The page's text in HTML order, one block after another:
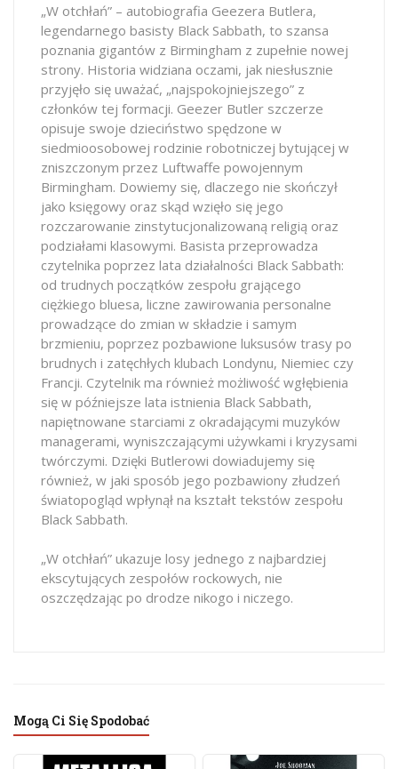
„W otchłań” – autobiografia Geezera Butlera,
legendarnego basisty Black Sabbath, to szansa
poznania gigantów z Birmingham z zupełnie nowej
strony. Historia widziana oczami, jak niesłusznie
przyjęło się uważać, „najspokojniejszego” z
członków tej formacji. Geezer Butler szczerze
opisuje swoje dzieciństwo spędzone w
siedmioosobowej rodzinie robotniczej bytującej w
zniszczonym przez Luftwaffe powojennym
Birmingham. Dowiemy się, dlaczego nie skończył
jako księgowy oraz skąd wzięło się jego
rozczarowanie zinstytucjonalizowaną religią oraz
podziałami klasowymi. Basista przeprowadza
czytelnika poprzez lata działalności Black Sabbath:
od trudnych początków zespołu grającego
ciężkiego bluesa, liczne zawirowania personalne
prowadzące do zmian w składzie i samym
brzmieniu, poprzez pozbawione luksusów trasy po
brudnych i zatęchłych klubach Londynu, Niemiec czy
Francji. Czytelnik ma również możliwość wgłębienia
się w późniejsze lata istnienia Black Sabbath,
napiętnowane starciami z okradającymi muzyków
managerami, wyniszczającymi używkami i kryzysami
twórczymi. Dzięki Butlerowi dowiadujemy się
również, w jaki sposób jego pozbawiony złudzeń
światopogląd wpłynął na kształt tekstów zespołu
Black Sabbath.
„W otchłań” ukazuje losy jednego z najbardziej
ekscytujących zespołów rockowych, nie
oszczędzając po drodze nikogo i niczego.
Mogą Ci Się Spodobać